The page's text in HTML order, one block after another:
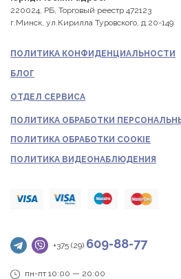
220024, РБ, Торговый реестр 472123
г.Минск, ул.Кирилла Туровского, д.20-149
ПОЛИТИКА КОНФИДЕНЦИАЛЬНОСТИ
БЛОГ
ОТДЕЛ СЕРВИСА
ПОЛИТИКА ОБРАБОТКИ
ПОЛИТИКА ОБРАБОТКИ COOKIE
ПОЛИТИКА ВИДЕОНАБЛЮДЕНИЯ
+375 (29) 609-88-77
пн-пт 10:00 — 20:00